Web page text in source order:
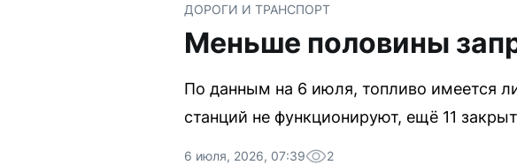
ДОРОГИ И ТРАНСПОРТ
Меньше половины
По данным на 6 июля, топливо имеется
станций не функционируют, ещё 11
6 июля, 2026, 07:39 2